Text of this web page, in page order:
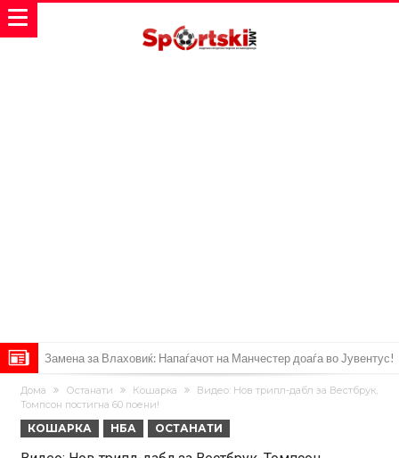
Замена за Влаховиќ: Напаѓачот на Манчестер доаѓа во Јувентус!
УЕФА повторно се заканува со бојкот на турнирите на ФИФА
поради Инфантино
Мурињо бесен поради одлуката на Реал: Протекоа детали од
разговорот што го потресе Мадрид!
Трансфер бомба во најва – Ливерпул сака да се засили од Реал
Дома Останати Кошарка
Видео: Нов трипл-дабл за Вестбрук,
Томпсон постигна 60 поени!
КОШАРКА НБА ОСТАНАТИ